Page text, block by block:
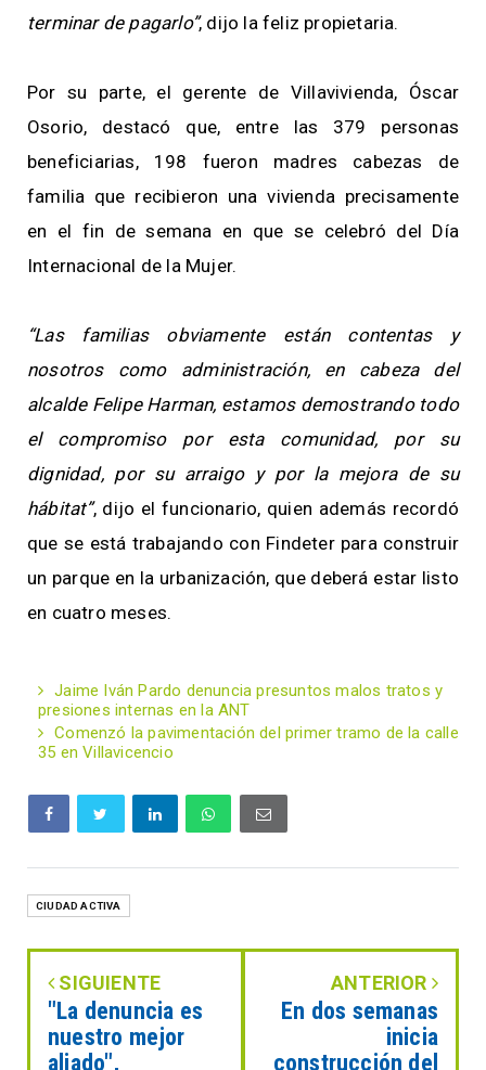
terminar de pagarlo”, dijo la feliz propietaria.
Por su parte, el gerente de Villavivienda, Óscar
Osorio, destacó que, entre las 379 personas
beneficiarias, 198 fueron madres cabezas de
familia que recibieron una vivienda precisamente
en el fin de semana en que se celebró del Día
Internacional de la Mujer.
“Las familias obviamente están contentas y
nosotros como administración, en cabeza del
alcalde Felipe Harman, estamos demostrando todo
el compromiso por esta comunidad, por su
dignidad, por su arraigo y por la mejora de su
hábitat”, dijo el funcionario, quien además recordó
que se está trabajando con Findeter para construir
un parque en la urbanización, que deberá estar listo
en cuatro meses.
Jaime Iván Pardo denuncia presuntos malos tratos y
presiones internas en la ANT
Comenzó la pavimentación del primer tramo de la calle
35 en Villavicencio
CIUDAD ACTIVA
SIGUIENTE
"La denuncia es
nuestro mejor
aliado",
ANTERIOR
En dos semanas
inicia
construcción del